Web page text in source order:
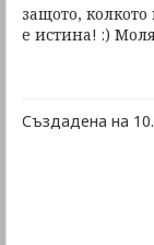
защото,
е истина! :)
Създадена на